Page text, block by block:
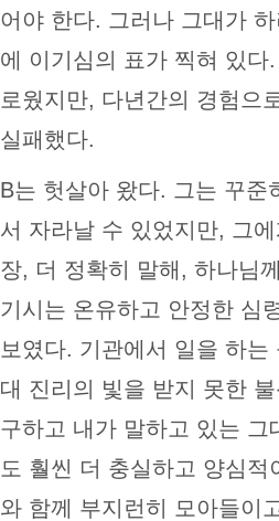
어야 한다. 그러나 그대가
에 이기심의 표가 찍혀 있다
로웠지만, 다년간의 경험으
실패했다.
B는 헛살아 왔다. 그는 꾸준
서 자라날 수 있었지만, 그
장, 더 정확히 말해, 하나님
기시는 온유하고 안정한 심
보였다. 기관에서 일을 하는
대 진리의 빛을 받지 못한
구하고 내가 말하고 있는 그
도 훨씬 더 충실하고 양심적
와 함께 부지런히 모아들이